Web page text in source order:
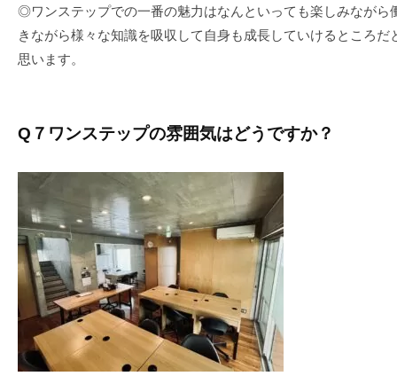
◎ワンステップでの一番の魅力はなんといっても楽しみながら
きながら様々な知識を吸収して自身も成長していけるところだ
思います。
Q７ワンステップの雰囲気はどうですか？